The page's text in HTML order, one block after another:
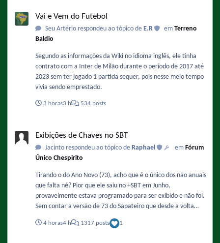
Vai e Vem do Futebol
Seu Artério respondeu ao tópico de E.R em Terreno
Baldio
Segundo as informações da Wiki no idioma inglês, ele tinha
contrato com a Inter de Milão durante o período de 2017 até
2023 sem ter jogado 1 partida sequer, pois nesse meio tempo
vivia sendo emprestado.
3 horas3 h 534 posts
Exibições de Chaves no SBT
Jacinto respondeu ao tópico de Raphael em Fórum
Único Chespirito
Tirando o do Ano Novo (73), acho que é o único dos não anuais
que falta né? Pior que ele saiu no +SBT em Junho,
provavelmente estava programado para ser exibido e não foi.
Sem contar a versão de 73 do Sapateiro que desde a volta
do episódio da Pichorra.
4 horas4 h 1317 posts 1